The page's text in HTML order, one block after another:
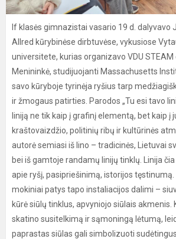
If klasės gimnazistai vasario 19 d. dalyvavo
Allred kūrybinėse dirbtuvėse, vykusiose
universitete, kurias organizavo VDU STEAM
Menininkė, studijuojanti Massachusetts
savo kūryboje tyrinėja ryšius tarp
ir žmogaus patirties. Parodos „Tu esi tavo
liniją ne tik kaip į grafinį elementą, bet kaip į
kraštovaizdžio, politinių ribų ir kultūrinės
autorė semiasi iš lino – tradicinės, Lietuvai
bei iš gamtoje randamų linijų tinklų. Linija
apie ryšį, pasipriešinimą, istorijos
mokiniai patys tapo instaliacijos dalimi –
kūrė siūlų tinklus, apvyniojo siūlais akmenis.
skatino susitelkimą ir sąmoningą lėtumą,
paprastas siūlas gali simbolizuoti